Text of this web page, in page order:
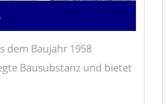
dem Baujahr 1958
Bausubstanz und bietet